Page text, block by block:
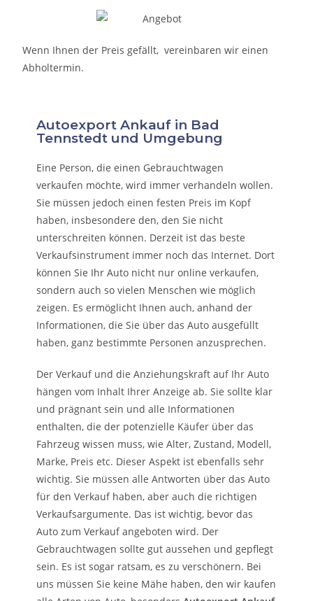
Wenn Ihnen der Preis gefällt, vereinbaren wir einen
Abholtermin.
Autoexport Ankauf in Bad
Tennstedt und Umgebung
Eine Person, die einen Gebrauchtwagen
verkaufen möchte, wird immer verhandeln wollen.
Sie müssen jedoch einen festen Preis im Kopf
haben, insbesondere den, den Sie nicht
unterschreiten können. Derzeit ist das beste
Verkaufsinstrument immer noch das Internet. Dort
können Sie Ihr Auto nicht nur online verkaufen,
sondern auch so vielen Menschen wie möglich
zeigen. Es ermöglicht Ihnen auch, anhand der
Informationen, die Sie über das Auto ausgefüllt
haben, ganz bestimmte Personen anzusprechen.
Der Verkauf und die Anziehungskraft auf Ihr Auto
hängen vom Inhalt Ihrer Anzeige ab. Sie sollte klar
und prägnant sein und alle Informationen
enthalten, die der potenzielle Käufer über das
Fahrzeug wissen muss, wie Alter, Zustand, Modell,
Marke, Preis etc. Dieser Aspekt ist ebenfalls sehr
wichtig. Sie müssen alle Antworten über das Auto
für den Verkauf haben, aber auch die richtigen
Verkaufsargumente. Das ist wichtig, bevor das
Auto zum Verkauf angeboten wird. Der
Gebrauchtwagen sollte gut aussehen und gepflegt
sein. Es ist sogar ratsam, es zu verschönern. Bei
uns müssen Sie keine Mähe haben, den wir kaufen